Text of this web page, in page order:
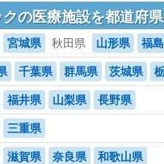
クの医療施設を都道府
宮城県 秋田県 山形県 福
千葉県 群馬県 茨城県
福井県 山梨県 長野県
三重県
滋賀県 奈良県 和歌山県